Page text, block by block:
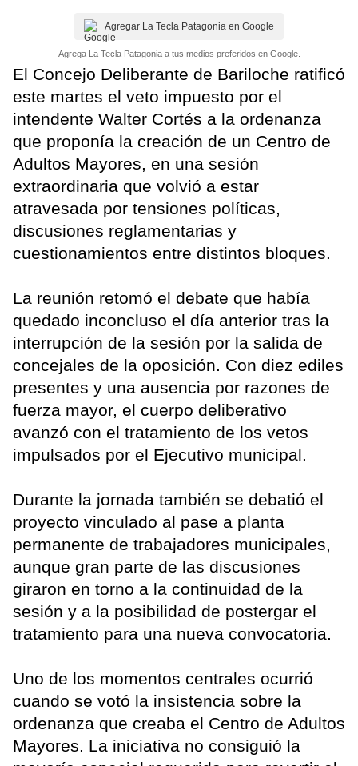
Agregar La Tecla Patagonia en Google
Agrega La Tecla Patagonia a tus medios preferidos en Google.
El Concejo Deliberante de Bariloche ratificó
este martes el veto impuesto por el
intendente Walter Cortés a la ordenanza
que proponía la creación de un Centro de
Adultos Mayores, en una sesión
extraordinaria que volvió a estar
atravesada por tensiones políticas,
discusiones reglamentarias y
cuestionamientos entre distintos bloques.
La reunión retomó el debate que había
quedado inconcluso el día anterior tras la
interrupción de la sesión por la salida de
concejales de la oposición. Con diez ediles
presentes y una ausencia por razones de
fuerza mayor, el cuerpo deliberativo
avanzó con el tratamiento de los vetos
impulsados por el Ejecutivo municipal.
Durante la jornada también se debatió el
proyecto vinculado al pase a planta
permanente de trabajadores municipales,
aunque gran parte de las discusiones
giraron en torno a la continuidad de la
sesión y a la posibilidad de postergar el
tratamiento para una nueva convocatoria.
Uno de los momentos centrales ocurrió
cuando se votó la insistencia sobre la
ordenanza que creaba el Centro de Adultos
Mayores. La iniciativa no consiguió la